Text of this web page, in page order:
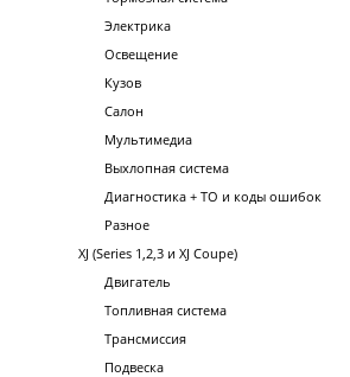
Электрика
Освещение
Кузов
Салон
Мультимедиа
Выхлопная система
Диагностика + ТО и коды ошибок
Разное
XJ (Series 1,2,3 и XJ Coupe)
Двигатель
Топливная система
Трансмиссия
Подвеска